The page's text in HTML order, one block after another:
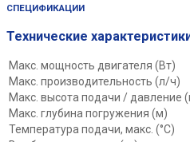
СПЕЦИФИКАЦИИ
Технические
Макс. мощность двигателя (Вт)
Макс. производительность (л/ч)
Макс. высота подачи / давление
Макс. глубина погружения (м)
Температура подачи, макс. (°C)